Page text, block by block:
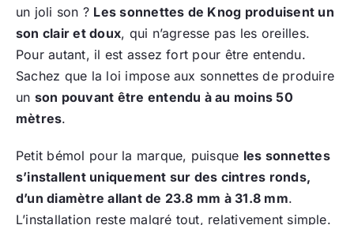
un joli son ? Les sonnettes de Knog produisent un
son clair et doux, qui n’agresse pas les oreilles.
Pour autant, il est assez fort pour être entendu.
Sachez que la loi impose aux sonnettes de produire
un son pouvant être entendu à au moins 50
mètres.
Petit bémol pour la marque, puisque les sonnettes
s’installent uniquement sur des cintres ronds,
d’un diamètre allant de 23.8 mm à 31.8 mm.
L’installation reste malgré tout, relativement simple.